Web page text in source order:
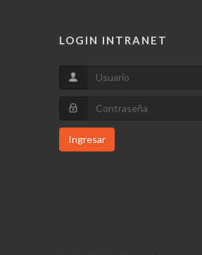
LOGIN INTRANET
Ingresar